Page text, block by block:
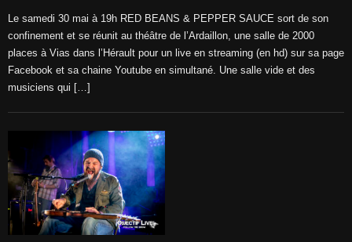
Le samedi 30 mai à 19h RED BEANS & PEPPER SAUCE sort de son
confinement et se réunit au théâtre de l’Ardaillon, une salle de 2000
places à Vias dans l’Hérault pour un live en streaming (en hd) sur sa page
Facebook et sa chaine Youtube en simultané. Une salle vide et des
musiciens qui […]